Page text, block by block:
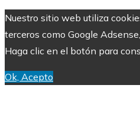
Nuestro sitio web utiliza
terceros como Google
Haga clic en el botón para
Ok, Acepto